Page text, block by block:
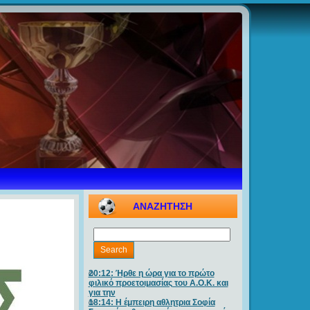
ΑΝΑΖΗΤΗΣΗ
20:12: Ήρθε η ώρα για το πρώτο
φιλικό προετοιμασίας του Α.Ο.Κ. και
για την
18:14: Η έμπειρη αθλητρια Σοφία